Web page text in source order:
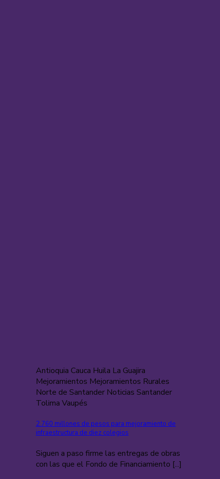
Antioquia Cauca Huila La Guajira
Mejoramientos Mejoramientos Rurales
Norte de Santander Noticias Santander
Tolima Vaupés
2.760 millones de pesos para mejoramiento de
infraestructura de diez colegios
Siguen a paso firme las entregas de obras
con las que el Fondo de Financiamiento [...]